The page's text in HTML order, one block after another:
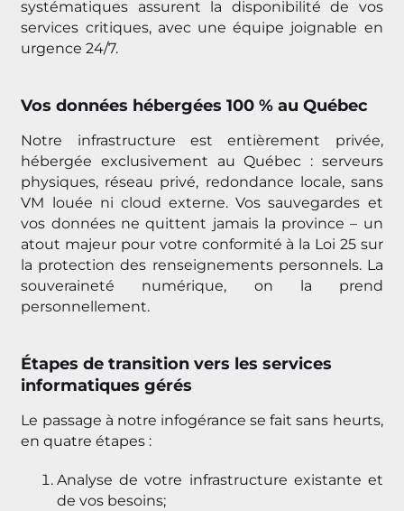
systématiques assurent la disponibilité de vos
services critiques, avec une équipe joignable en
urgence 24/7.
Vos données hébergées 100 % au Québec
Notre infrastructure est entièrement privée,
hébergée exclusivement au Québec : serveurs
physiques, réseau privé, redondance locale, sans
VM louée ni cloud externe. Vos sauvegardes et
vos données ne quittent jamais la province – un
atout majeur pour votre conformité à la Loi 25 sur
la protection des renseignements personnels. La
souveraineté numérique, on la prend
personnellement.
Étapes de transition vers les services
informatiques gérés
Le passage à notre infogérance se fait sans heurts,
en quatre étapes :
Analyse de votre infrastructure existante et
de vos besoins;